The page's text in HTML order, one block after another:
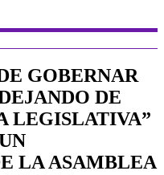
GOBERNAR
DE
LEGISLATIVA”
LA ASAMBLEA